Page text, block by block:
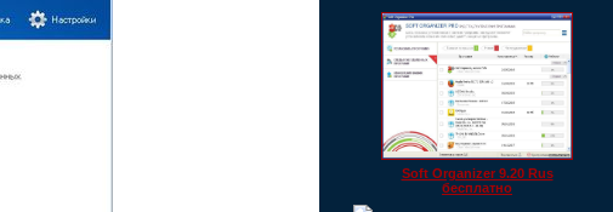
Soft Organizer 9.20 Rus
бесплатно